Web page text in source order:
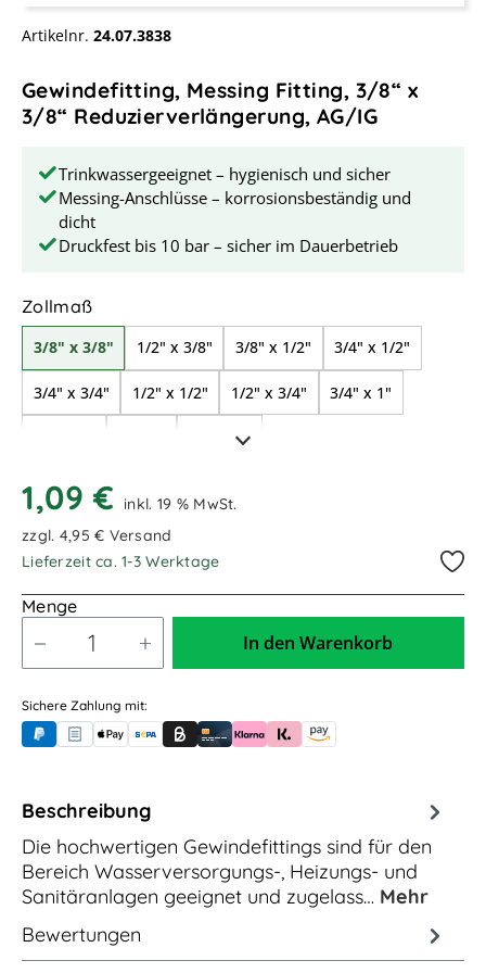
Artikelnr. 24.07.3838
Gewindefitting, Messing Fitting, 3/8“ x
3/8“ Reduzierverlängerung, AG/IG
Trinkwassergeeignet – hygienisch und sicher
Messing-Anschlüsse – korrosionsbeständig und
dicht
Druckfest bis 10 bar – sicher im Dauerbetrieb
Zollmaßauswählen
3/8" x 3/8" 1/2" x 3/8" 3/8" x 1/2" 3/4" x 1/2"
3/4" x 3/4" 1/2" x 1/2" 1/2" x 3/4" 3/4" x 1"
1" x 3/4"
1,09 €
inkl. 19 % MwSt.
zzgl. 4,95 € Versand
Lieferzeit ca. 1-3 Werktage
Menge
In den Warenkorb
Sichere Zahlung mit:
PayPalRechnungskauf (für Behörden)
Apple PayBanküberweisung (vorab)
Rechnungskauf (Billie)
Kreditkarte
Rechnung oder Ratenkauf (Klarna)
Sofortüberweisung (Klarna)
Amazon Pay
Beschreibung
Die hochwertigen Gewindefittings sind für den
Bereich Wasserversorgungs-, Heizungs- und
Sanitäranlagen geeignet und zugelass… Mehr
Bewertungen